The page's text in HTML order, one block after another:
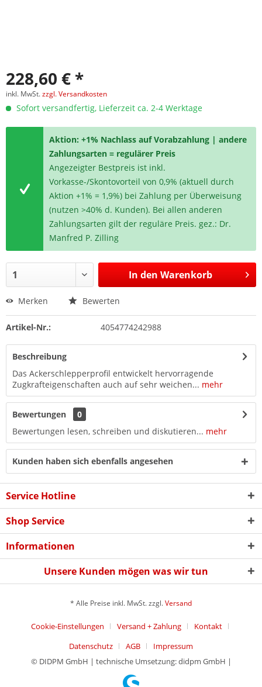
228,60 € *
inkl. MwSt.zzgl. Versandkosten
Sofort versandfertig, Lieferzeit ca. 2-4 Werktage
Aktion: +1% Nachlass auf Vorabzahlung | andere
Zahlungsarten = regulärer Preis
Angezeigter Bestpreis ist inkl.
Vorkasse-/Skontovorteil von 0,9% (aktuell durch
Aktion +1% = 1,9%) bei Zahlung per Überweisung
(nutzen >40% d. Kunden). Bei allen anderen
Zahlungsarten gilt der reguläre Preis. gez.: Dr.
Manfred P. Zilling
In den Warenkorb
Merken Bewerten
Artikel-Nr.: 4054774242988
Beschreibung
Das Ackerschlepperprofil entwickelt hervorragende
Zugkrafteigenschaften auch auf sehr weichen... mehr
Bewertungen
0
Bewertungen lesen, schreiben und diskutieren... mehr
Kunden haben sich ebenfalls angesehen
Service Hotline
Shop Service
Informationen
Unsere Kunden mögen was wir tun
* Alle Preise inkl. MwSt. zzgl.Versand
Cookie-Einstellungen Versand + Zahlung
Kontakt
Datenschutz
AGB
Impressum
© DIDPM GmbH | technische Umsetzung: didpm GmbH |